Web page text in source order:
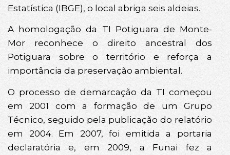
Estatística (IBGE), o local abriga seis aldeias.
A homologação da TI Potiguara de Monte-
Mor reconhece o direito ancestral dos
Potiguara sobre o território e reforça a
importância da preservação ambiental.
O processo de demarcação da TI começou
em 2001 com a formação de um Grupo
Técnico, seguido pela publicação do relatório
em 2004. Em 2007, foi emitida a portaria
declaratória e, em 2009, a Funai fez a